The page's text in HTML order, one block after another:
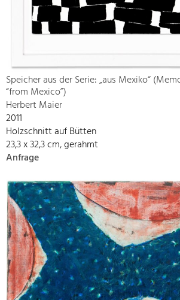
Speicher aus der Serie: „aus Mexiko“
“from Mexico”)
Herbert Maier
2011
Holzschnitt auf Bütten
23,3 x 32,3 cm, gerahmt
Anfrage